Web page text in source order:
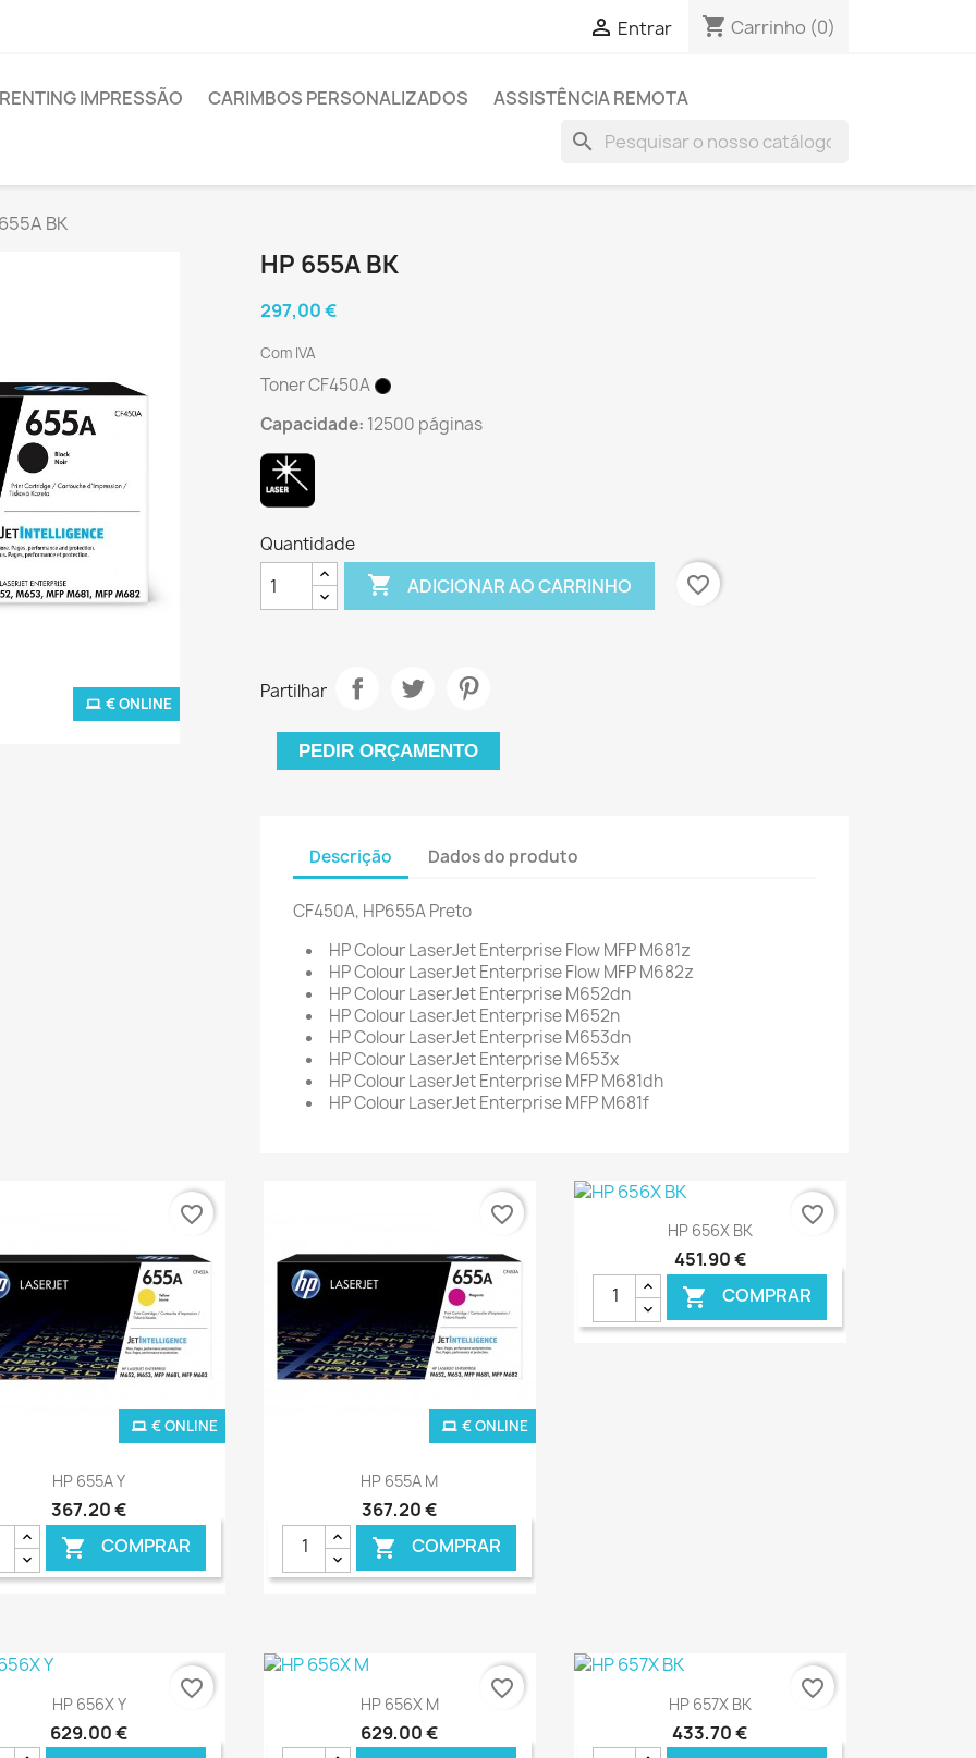
 Entrar shopping_cart Carrinho (0)
RENTING IMPRESSÃO CARIMBOS PERSONALIZADOS ASSISTÊNCIA REMOTA
search
BK
€ ONLINE
HP 655A BK
297,00 €
Com IVA
Toner CF450A
Capacidade: 12500 páginas
Quantidade
 ADICIONAR AO CARRINHO favorite_border
Partilhar
PEDIR ORÇAMENTO
Descrição Dados do produto
CF450A, HP655A Preto
HP Colour LaserJet Enterprise Flow MFP M681z
HP Colour LaserJet Enterprise Flow MFP M682z
HP Colour LaserJet Enterprise M652dn
HP Colour LaserJet Enterprise M652n
HP Colour LaserJet Enterprise M653dn
HP Colour LaserJet Enterprise M653x
HP Colour LaserJet Enterprise MFP M681dh
HP Colour LaserJet Enterprise MFP M681f
Ver+
HP 655A Y
367,20 €
 COMPRAR
€ ONLINE
favorite_border
Ver+
HP 655A M
367,20 €
 COMPRAR
€ ONLINE
favorite_border Ver+
HP 656X BK
451,90 €
 COMPRAR
favorite_border
Ver+
HP 656X Y
629,00 €
favorite_border Ver+
HP 656X M
629,00 €
favorite_border Ver+
HP 657X BK
433,70 €
favorite_border